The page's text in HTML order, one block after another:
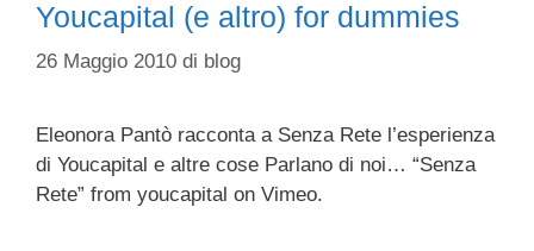
Youcapital (e altro) for dummies
26 Maggio 2010 di blog
Eleonora Pantò racconta a Senza Rete l’esperienza
di Youcapital e altre cose Parlano di noi… “Senza
Rete” from youcapital on Vimeo.